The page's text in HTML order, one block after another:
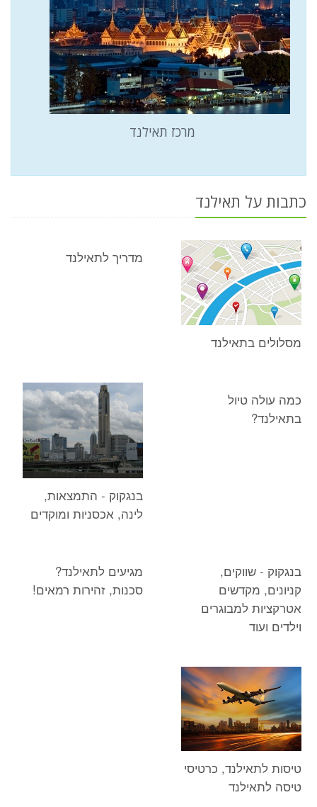
מרכז תאילנד
כתבות על תאילנד
מסלולים בתאילנד
מדריך לתאילנד
כמה עולה טיול
בתאילנד?
בנגקוק - התמצאות,
לינה, אכסניות ומוקדים
בנגקוק - שווקים,
קניונים, מקדשים
אטרקציות למבוגרים
וילדים ועוד
מגיעים לתאילנד?
סכנות, זהירות רמאים!
טיסות לתאילנד, כרטיסי
טיסה לתאילנד